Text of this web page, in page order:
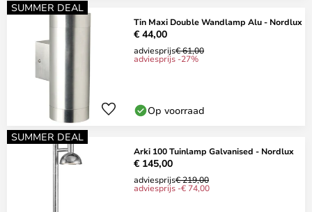
SUMMER DEAL
Tin Maxi Double Wandlamp Alu - Nordlux
€ 44,00
adviesprijs€ 61,00
adviesprijs -27%
Op voorraad
SUMMER DEAL
Arki 100 Tuinlamp Galvanised - Nordlux
€ 145,00
adviesprijs€ 219,00
adviesprijs -€ 74,00